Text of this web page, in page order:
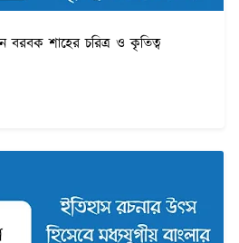
বরবক শাহের চরিত্র ও কৃতিত্ব